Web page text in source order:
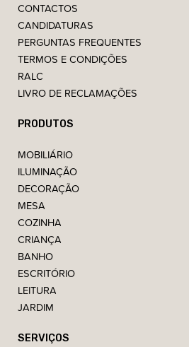
CONTACTOS
CANDIDATURAS
PERGUNTAS FREQUENTES
TERMOS E CONDIÇÕES
RALC
LIVRO DE RECLAMAÇÕES
PRODUTOS
MOBILIÁRIO
ILUMINAÇÃO
DECORAÇÃO
MESA
COZINHA
CRIANÇA
BANHO
ESCRITÓRIO
LEITURA
JARDIM
SERVIÇOS